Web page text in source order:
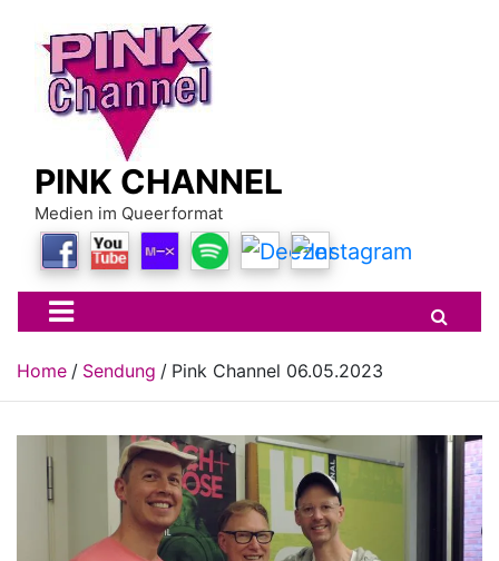
content
PINK CHANNEL
Medien im Queerformat
Home Sendung Pink Channel 06.05.2023